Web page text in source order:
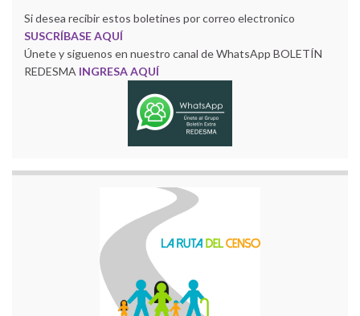
Si desea recibir estos boletines por correo electronico
SUSCRÍBASE AQUÍ
Únete y siguenos en nuestro canal de WhatsApp BOLETÍN
REDESMA INGRESA AQUÍ